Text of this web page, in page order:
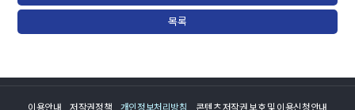
목록
이용안내 저작권정책 개인정보처리방침 콘텐츠 저작권 보호 및 이용신청안내